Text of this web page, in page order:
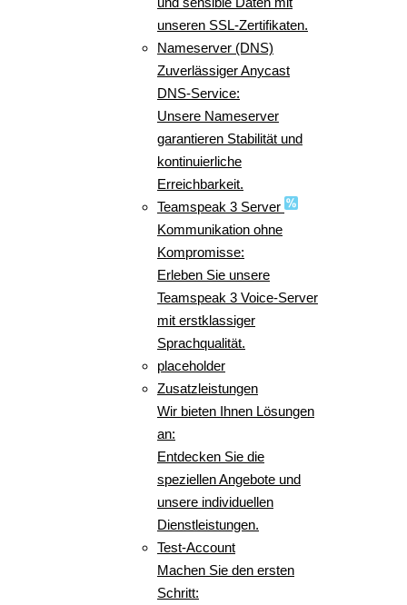
unseren SSL-Zertifikaten.
Nameserver (DNS)
Zuverlässiger Anycast
DNS-Service:
Unsere Nameserver
garantieren Stabilität und
kontinuierliche
Erreichbarkeit.
Teamspeak 3 Server
Kommunikation ohne
Kompromisse:
Erleben Sie unsere
Teamspeak 3 Voice-Server
mit erstklassiger
Sprachqualität.
placeholder
Zusatzleistungen
Wir bieten Ihnen Lösungen
an:
Entdecken Sie die
speziellen Angebote und
unsere individuellen
Dienstleistungen.
Test-Account
Machen Sie den ersten
Schritt: